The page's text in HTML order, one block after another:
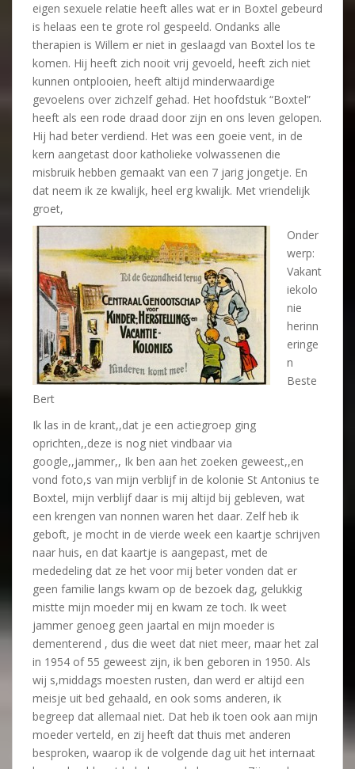
eigen sexuele relatie heeft alles wat er in Boxtel gebeurd
is helaas een te grote rol gespeeld. Ondanks alle
therapien is Willem er niet in geslaagd van Boxtel los te
komen. Hij heeft zich nooit vrij gevoeld, heeft zich niet
kunnen ontplooien, heeft altijd minderwaardige
gevoelens over zichzelf gehad. Het hoofdstuk “Boxtel”
heeft als een rode draad door zijn en ons leven gelopen.
Hij had beter verdiend. Het was een goeie vent, in de
kern aangetast door katholieke volwassenen die
misbruik hebben gemaakt van een 7 jarig jongetje. En
dat neem ik ze kwalijk, heel erg kwalijk. Met vriendelijk
groet,
Onder
werp:
Vakant
iekolo
nie
herinn
eringe
n
Beste
Bert
Ik las in de krant,,dat je een actiegroep ging
oprichten,,deze is nog niet vindbaar via
google,,jammer,, Ik ben aan het zoeken geweest,,en
vond foto,s van mijn verblijf in de kolonie St Antonius te
Boxtel, mijn verblijf daar is mij altijd bij gebleven, wat
een krengen van nonnen waren het daar. Zelf heb ik
geboft, je mocht in de vierde week een kaartje schrijven
naar huis, en dat kaartje is aangepast, met de
mededeling dat ze het voor mij beter vonden dat er
geen familie langs kwam op de bezoek dag, gelukkig
mistte mijn moeder mij en kwam ze toch. Ik weet
jammer genoeg geen jaartal en mijn moeder is
dementerend , dus die weet dat niet meer, maar het zal
in 1954 of 55 geweest zijn, ik ben geboren in 1950. Als
wij s,middags moesten rusten, dan werd er altijd een
meisje uit bed gehaald, en ook soms anderen, ik
begreep dat allemaal niet. Dat heb ik toen ook aan mijn
moeder verteld, en zij heeft dat thuis met anderen
besproken, waarop ik de volgende dag uit het internaat